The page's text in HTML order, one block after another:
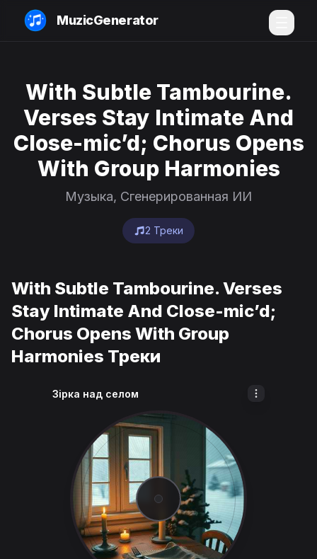
MuzicGenerator
With Subtle Tambourine.
Verses Stay Intimate And
Close-mic’d; Chorus Opens
With Group Harmonies
Музыка, Сгенерированная ИИ
2 Треки
With Subtle Tambourine. Verses
Stay Intimate And Close-mic’d;
Chorus Opens With Group
Harmonies Треки
Зірка над селом